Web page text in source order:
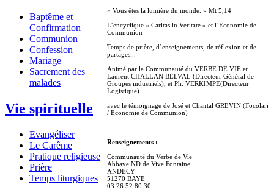
Baptême et
Confirmation
Communion
Confession
Mariage
Sacrement des
malades
Vie spirituelle
Evangéliser
Le Carême
Pratique religieuse
Prière
Temps liturgiques
« Vous êtes la lumière du monde. » Mt 5,14
L’encyclique « Caritas in Veritate » et l’Economie de
Communion
Temps de prière, d’enseignements, de réflexion et de
partages...
Animé par la Communauté du VERBE DE VIE et
Laurent CHALLAN BELVAL (Directeur Général de
Groupes industriels), et Ph. VERKIMPE(Directeur
Logistique)
avec le témoignage de José et Chantal GREVIN (Focolari
/ Economie de Communion)
Renseignements :
Communauté du Verbe de Vie
Abbaye ND de Vive Fontaine
ANDECY
51270 BAYE
03 26 52 80 30